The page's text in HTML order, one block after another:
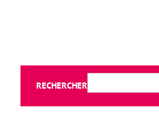
RECHERCHER